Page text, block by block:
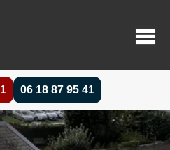
06 18 87 95 41